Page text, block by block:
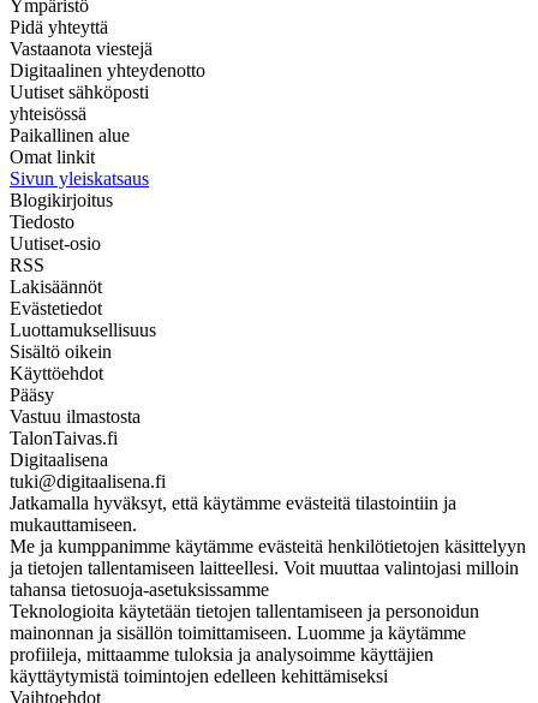
Ympäristö
Pidä yhteyttä
Vastaanota viestejä
Digitaalinen yhteydenotto
Uutiset sähköposti
yhteisössä
Paikallinen alue
Omat linkit
Sivun yleiskatsaus
Blogikirjoitus
Tiedosto
Uutiset-osio
RSS
Lakisäännöt
Evästetiedot
Luottamuksellisuus
Sisältö oikein
Käyttöehdot
Pääsy
Vastuu ilmastosta
TalonTaivas.fi
Digitaalisena
tuki@digitaalisena.fi
Jatkamalla hyväksyt, että käytämme evästeitä tilastointiin ja
mukauttamiseen.
Me ja kumppanimme käytämme evästeitä henkilötietojen käsittelyyn
ja tietojen tallentamiseen laitteellesi. Voit muuttaa valintojasi milloin
tahansa tietosuoja-asetuksissamme
Teknologioita käytetään tietojen tallentamiseen ja personoidun
mainonnan ja sisällön toimittamiseen. Luomme ja käytämme
profiileja, mittaamme tuloksia ja analysoimme käyttäjien
käyttäytymistä toimintojen edelleen kehittämiseksi
Vaihtoehdot